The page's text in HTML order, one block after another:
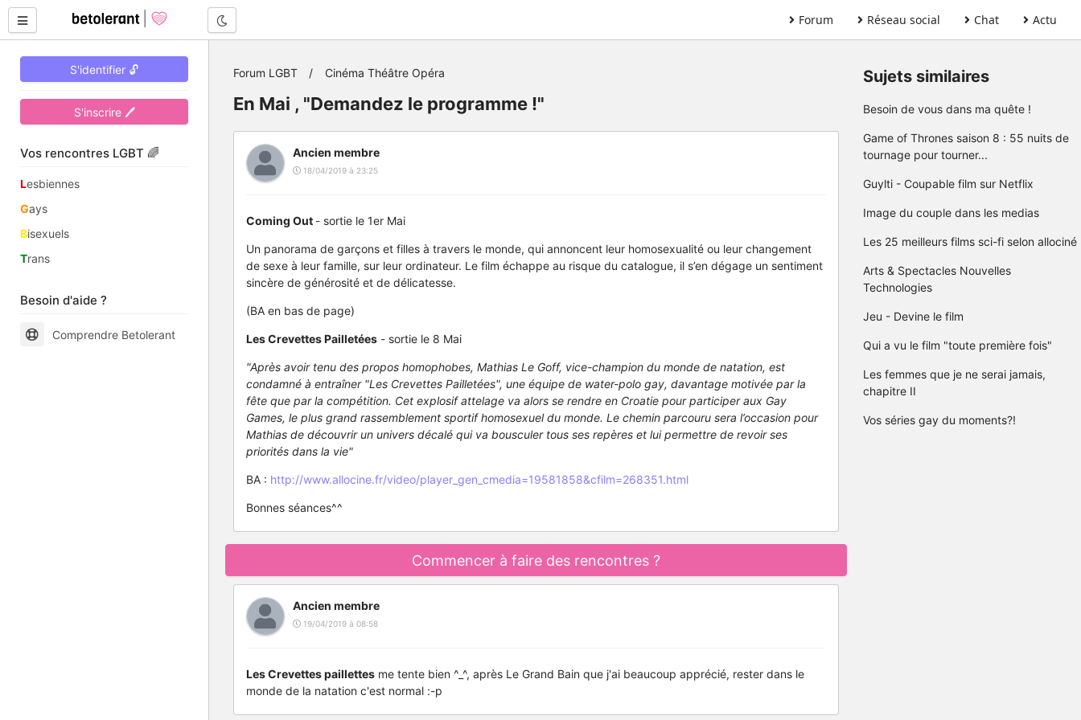
Forum Réseau social Chat Actu
S'identifier 🔓
S'inscrire 🖊
Vos rencontres LGBT 🌈
Lesbiennes
Gays
Bisexuels
Trans
Besoin d'aide ?
Comprendre Betolerant
Forum LGBT Cinéma Théâtre Opéra
En Mai , "Demandez le programme !"
Ancien membre
18/04/2019 à 23:25
Coming Out - sortie le 1er Mai
Un panorama de garçons et filles à travers le monde, qui annoncent leur homosexualité ou leur changement
de sexe à leur famille, sur leur ordinateur. Le film échappe au risque du catalogue, il s’en dégage un sentiment
sincère de générosité et de délicatesse.
(BA en bas de page)
Les Crevettes Pailletées - sortie le 8 Mai
"Après avoir tenu des propos homophobes, Mathias Le Goff, vice-champion du monde de natation, est
condamné à entraîner "Les Crevettes Pailletées", une équipe de water-polo gay, davantage motivée par la
fête que par la compétition. Cet explosif attelage va alors se rendre en Croatie pour participer aux Gay
Games, le plus grand rassemblement sportif homosexuel du monde. Le chemin parcouru sera l’occasion pour
Mathias de découvrir un univers décalé qui va bousculer tous ses repères et lui permettre de revoir ses
priorités dans la vie"
BA : http://www.allocine.fr/video/player_gen_cmedia=19581858&cfilm=268351.html
Bonnes séances^^
Commencer à faire des rencontres ?
Ancien membre
19/04/2019 à 08:58
Les Crevettes paillettes me tente bien ^_^, après Le Grand Bain que j'ai beaucoup apprécié, rester dans le
monde de la natation c'est normal :-p
Sujets similaires
Besoin de vous dans ma quête !
Game of Thrones saison 8 : 55 nuits de
tournage pour tourner...
Guylti - Coupable film sur Netflix
Image du couple dans les medias
Les 25 meilleurs films sci-fi selon allociné
Arts & Spectacles Nouvelles
Technologies
Jeu - Devine le film
Qui a vu le film "toute première fois"
Les femmes que je ne serai jamais,
chapitre II
Vos séries gay du moments?!